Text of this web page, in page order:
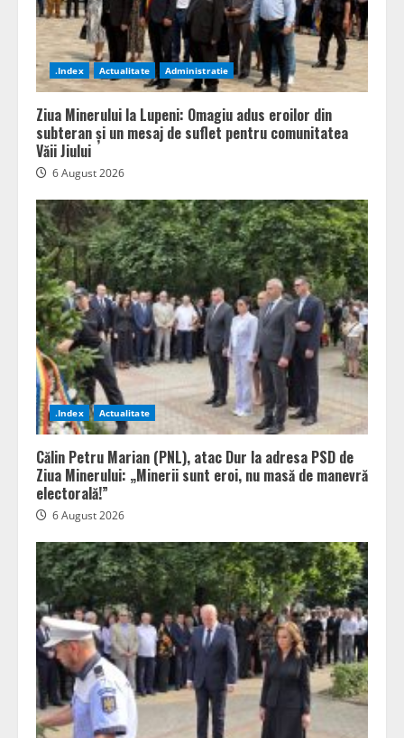
.Index Actualitate Administratie
Ziua Minerului la Lupeni: Omagiu adus eroilor din
subteran și un mesaj de suflet pentru comunitatea
Văii Jiului
6 August 2026
.Index Actualitate
Călin Petru Marian (PNL), atac Dur la adresa PSD de
Ziua Minerului: „Minerii sunt eroi, nu masă de manevră
electorală!”
6 August 2026